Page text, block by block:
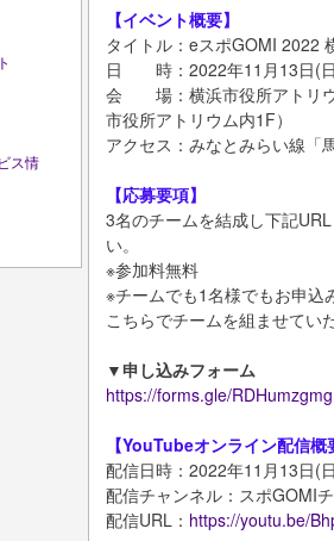
ス情
【イベント概要】
タイトル：eスポGOMI 2022
日 時：2022年11月13日(日
会 場：横浜市役所アトリウ
市役所アトリウム内1F）
アクセス：みなとみらい線「
【応募要項】
3名のチームを結成し下記
い。
※参加料無料
※チームでも1名様でもお申込
こちらでチームを組ませてい
▼申し込みフォーム
https://forms.gle/
【YouTubeオンライン配信概
配信日時：2022年11月13日(
配信チャンネル：スポGOMI
配信URL： https://youtu.be/